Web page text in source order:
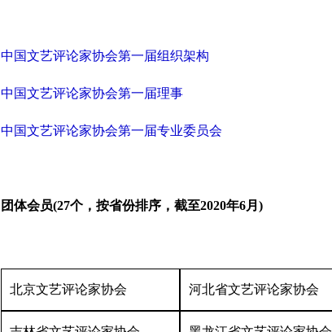
中国文艺评论家协会第一届组织架构
中国文艺评论家协会第一届理事
中国文艺评论家协会第一届专业委员会
团体会员(27个，按省份排序，截至2020年6月)
北京文艺评论家协会 河北省文艺评论家协会